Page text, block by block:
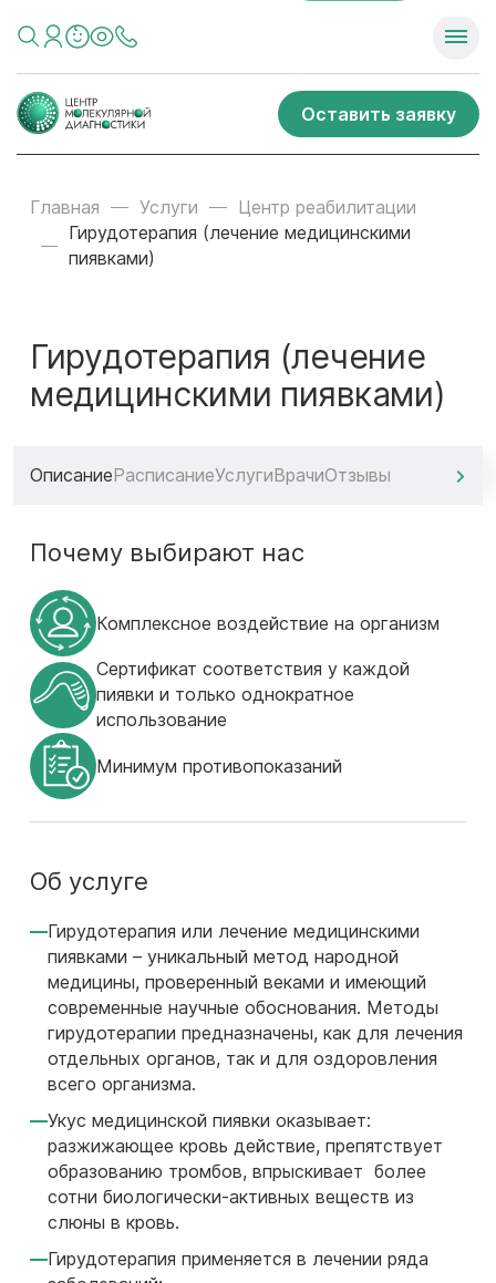
Оставить заявку
Главная Услуги
Центр реабилитации
Гирудотерапия (лечение медицинскими
пиявками)
Гирудотерапия (лечение
медицинскими пиявками)
ОписаниеРасписаниеУслугиВрачиОтзывы
Почему выбирают нас
Комплексное воздействие на организм
Сертификат соответствия у каждой
пиявки и только однократное
использование
Минимум противопоказаний
Об услуге
Гирудотерапия или лечение медицинскими
пиявками – уникальный метод народной
медицины, проверенный веками и имеющий
современные научные обоснования. Методы
гирудотерапии предназначены, как для лечения
отдельных органов, так и для оздоровления
всего организма.
Укус медицинской пиявки оказывает:
разжижающее кровь действие, препятствует
образованию тромбов, впрыскивает более
сотни биологически-активных веществ из
слюны в кровь.
Гирудотерапия применяется в лечении ряда